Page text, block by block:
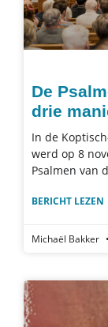
De
drie
In de
werd op 8
Psalmen van
BERICHT LEZEN
Michaël Bakker